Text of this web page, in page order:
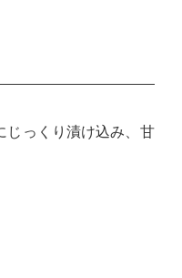
じっくり漬け込み、甘